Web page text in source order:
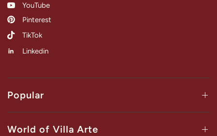
YouTube
Pinterest
TikTok
Linkedin
Popular
World of Villa Arte